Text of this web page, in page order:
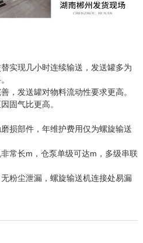
现几小时连续输送，发送罐多为
发送罐对物料流动性要求更高。
气比更高。
部件，年维护费用仅为螺旋输送
长m，仓泵单级可达m，多级串联
尘泄漏，螺旋输送机连接处易漏